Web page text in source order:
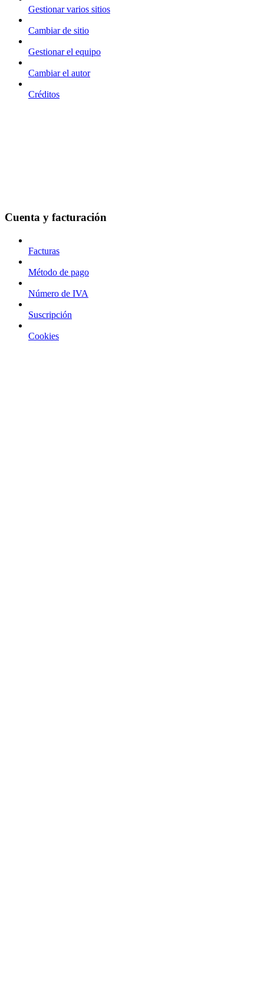
Gestionar varios sitios
Cambiar de sitio
Gestionar el equipo
Cambiar el autor
Créditos
Cuenta y facturación
Facturas
Método de pago
Número de IVA
Suscripción
Cookies